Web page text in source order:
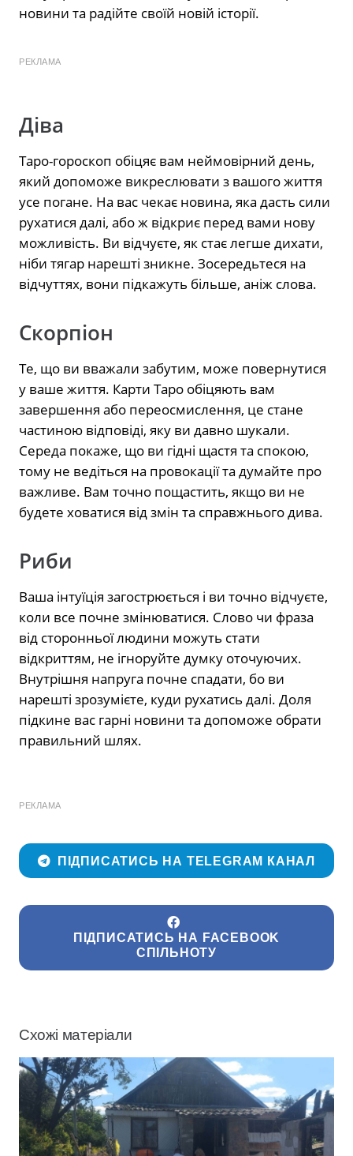
новини та радійте своїй новій історії.
РЕКЛАМА
Діва
Таро-гороскоп обіцяє вам неймовірний день,
який допоможе викреслювати з вашого життя
усе погане. На вас чекає новина, яка дасть сили
рухатися далі, або ж відкриє перед вами нову
можливість. Ви відчуєте, як стає легше дихати,
ніби тягар нарешті зникне. Зосередьтеся на
відчуттях, вони підкажуть більше, аніж слова.
Скорпіон
Те, що ви вважали забутим, може повернутися
у ваше життя. Карти Таро обіцяють вам
завершення або переосмислення, це стане
частиною відповіді, яку ви давно шукали.
Середа покаже, що ви гідні щастя та спокою,
тому не ведіться на провокації та думайте про
важливе. Вам точно пощастить, якщо ви не
будете ховатися від змін та справжнього дива.
Риби
Ваша інтуїція загострюється і ви точно відчуєте,
коли все почне змінюватися. Слово чи фраза
від сторонньої людини можуть стати
відкриттям, не ігноруйте думку оточуючих.
Внутрішня напруга почне спадати, бо ви
нарешті зрозумієте, куди рухатись далі. Доля
підкине вас гарні новини та допоможе обрати
правильний шлях.
РЕКЛАМА
ПІДПИСАТИСЬ НА TELEGRAM КАНАЛ
ПІДПИСАТИСЬ НА FACEBOOK
СПІЛЬНОТУ
Схожі матеріали